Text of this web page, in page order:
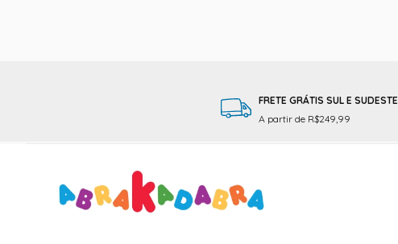
FRETE GRÁTIS SUL E SUDESTE
A partir de R$249,99